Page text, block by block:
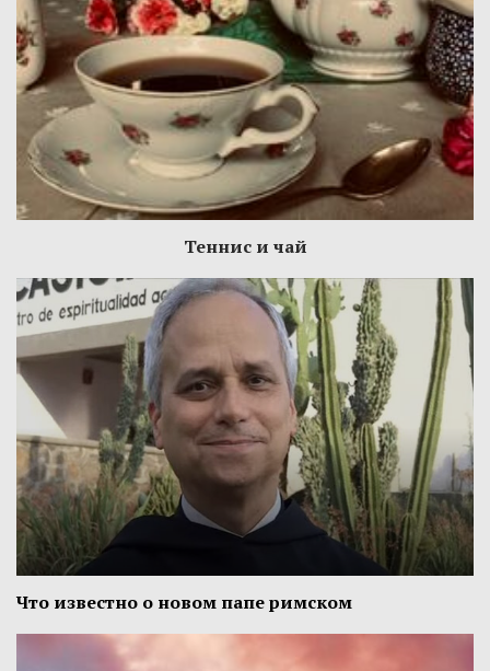
Теннис и чай
Что известно о новом папе римском